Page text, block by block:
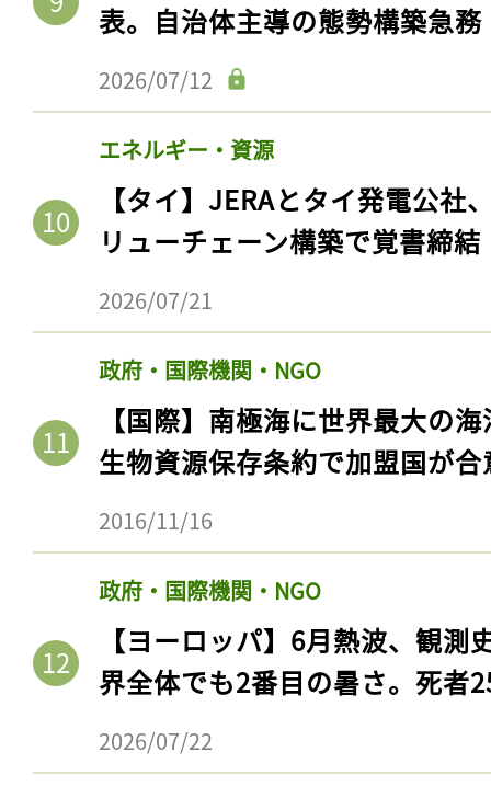
表。自治体主導の態勢構築急務
2026/07/12
エネルギー・資源
【タイ】JERAとタイ発電公社
リューチェーン構築で覚書締結
2026/07/21
政府・国際機関・NGO
【国際】南極海に世界最大の
生物資源保存条約で加盟国が合
2016/11/16
政府・国際機関・NGO
【ヨーロッパ】6月熱波、観
界全体でも2番目の暑さ。死者
2026/07/22